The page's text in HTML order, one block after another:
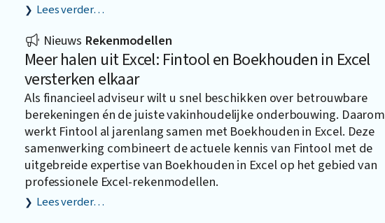
Lees verder…
Nieuws Rekenmodellen
Meer halen uit Excel: Fintool en Boekhouden in Excel
versterken elkaar
Als financieel adviseur wilt u snel beschikken over betrouwbare
berekeningen én de juiste vakinhoudelijke onderbouwing. Daarom
werkt Fintool al jarenlang samen metBoekhouden in Excel. Deze
samenwerking combineert de actuele kennis van Fintool met de
uitgebreide expertise van Boekhouden in Excel op het gebied van
professionele Excel-rekenmodellen.
Lees verder…